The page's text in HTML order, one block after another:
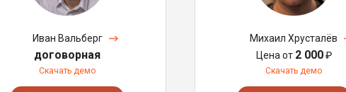
Иван Вальберг
договорная
Скачать демо
Михаил Хрусталёв
Цена от 2 000₽
Скачать демо